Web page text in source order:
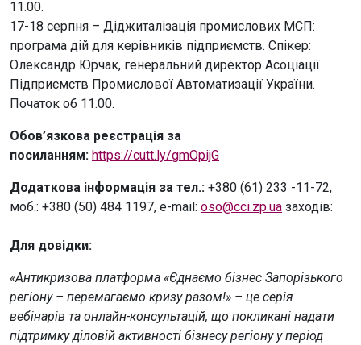
11.00.
17-18 серпня – Діджиталізація промислових МСП:
програма дій для керівників підприємств. Спікер:
Олександр Юрчак, генеральний директор Асоціації
Підприємств Промислової Автоматизації України.
Початок об 11.00.
Обов’язкова реєстрація за
посиланням: https://cutt.ly/gmOpijG
Додаткова інформація за тел.: +380 (61) 233 -11-72,
моб.: +380 (50) 484 1197, e-mail: oso@cci.zp.ua заходів:
Для довідки:
«Антикризова платформа «Єднаємо бізнес Запорізького
регіону – перемагаємо кризу разом!» – це серія
вебінарів та онлайн-консультацій, що покликані надати
підтримку діловій активності бізнесу регіону у період